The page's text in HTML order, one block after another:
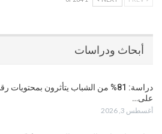
أبحاث ودراسات
دراسة: 81% من الشباب يتأثرون
على…
أغسطس 3, 2026